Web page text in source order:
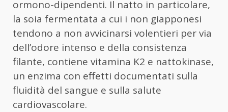
ormono-dipendenti. Il natto in particolare,
la soia fermentata a cui i non giapponesi
tendono a non avvicinarsi volentieri per via
dell’odore intenso e della consistenza
filante, contiene vitamina K2 e nattokinase,
un enzima con effetti documentati sulla
fluidità del sangue e sulla salute
cardiovascolare.